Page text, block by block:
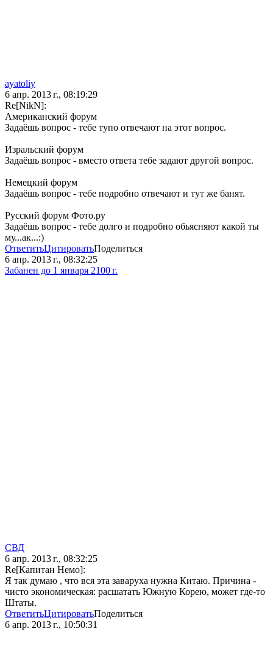
ayatoliy
6 апр. 2013 г., 08:19:29
Re[NikN]:
Американский форум
Задаёшь вопрос - тебе тупо отвечают на этот вопрос.
Изральский форум
Задаёшь вопрос - вместо ответа тебе задают другой вопрос.
Немецкий форум
Задаёшь вопрос - тебе подробно отвечают и тут же банят.
Русский форум Фото.ру
Задаёшь вопрос - тебе долго и подробно обьясняют какой ты
му...ак...:)
ОтветитьЦитироватьПоделиться
6 апр. 2013 г., 08:32:25
Забанен до 1 января 2100 г.
СВД
6 апр. 2013 г., 08:32:25
Re[Капитан Немо]:
Я так думаю , что вся эта заваруха нужна Китаю. Причина -
чисто экономическая: расшатать Южную Корею, может где-то
Штаты.
ОтветитьЦитироватьПоделиться
6 апр. 2013 г., 10:50:31